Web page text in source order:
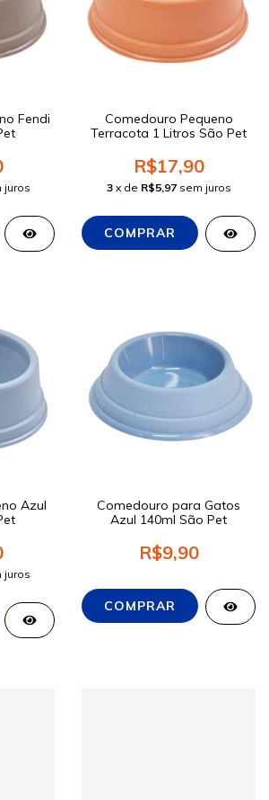
Fendi
juros
Comedouro Pequeno
Terracota 1 Litros São Pet
R$17,90
3 x de R$5,97 sem juros
Azul
juros
Comedouro para Gatos
Azul 140ml São Pet
R$9,90